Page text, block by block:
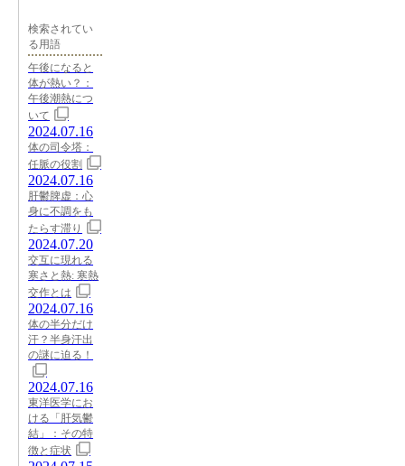
検索されてい
る用語
午後になると
体が熱い？：
午後潮熱につ
いて
2024.07.16
体の司令塔：
任脈の役割
2024.07.16
肝鬱脾虚：心
身に不調をも
たらす滞り
2024.07.20
交互に現れる
寒さと熱: 寒熱
交作とは
2024.07.16
体の半分だけ
汗？半身汗出
の謎に迫る！
2024.07.16
東洋医学にお
ける「肝気鬱
結」：その特
徴と症状